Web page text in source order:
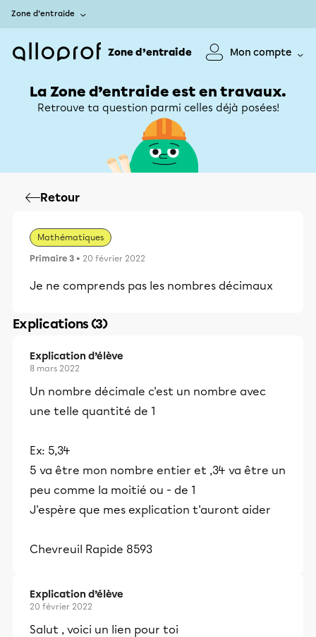
Zone d’entraide
Zone d’entraide Mon compte
La Zone d’entraide est en travaux.
Retrouve ta question parmi celles déjà posées!
Retour
Mathématiques
Primaire 3 • 20 février 2022
Je ne comprends pas les nombres décimaux
Explications (3)
Explication d’élève
8 mars 2022
Un nombre décimale c'est un nombre avec
une telle quantité de 1
Ex: 5,34
5 va être mon nombre entier et ,34 va être un
peu comme la moitié ou - de 1
J'espère que mes explication t'auront aider
Chevreuil Rapide 8593
Explication d’élève
20 février 2022
Salut , voici un lien pour toi